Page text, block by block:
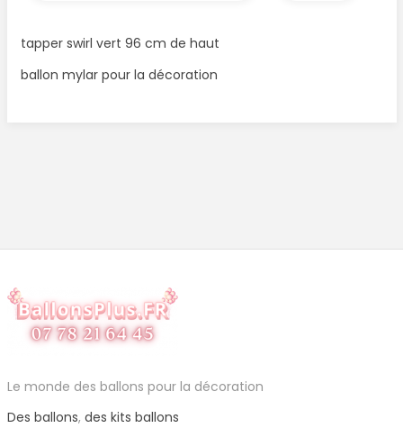
tapper swirl vert 96 cm de haut
ballon mylar pour la décoration
Le monde des ballons pour la décoration
Des ballons, des kits ballons